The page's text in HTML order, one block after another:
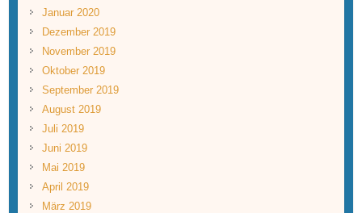
Januar 2020
Dezember 2019
November 2019
Oktober 2019
September 2019
August 2019
Juli 2019
Juni 2019
Mai 2019
April 2019
März 2019